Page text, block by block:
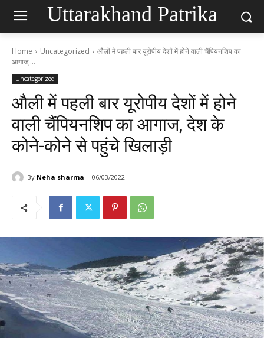
Uttarakhand Patrika
Home Uncategorized
औली में पहली बार यूरोपीय देशों में होने वाली चैंपियनशिप का
आगाज,...
Uncategorized
औली में पहली बार यूरोपीय देशों में होने
वाली चैंपियनशिप का आगाज, देश के
कोने-कोने से पहुंचे खिलाड़ी
By Neha sharma 06/03/2022